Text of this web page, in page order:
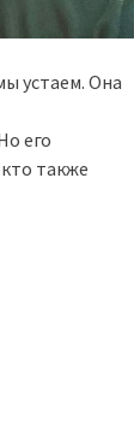
устаем. Она
его
также